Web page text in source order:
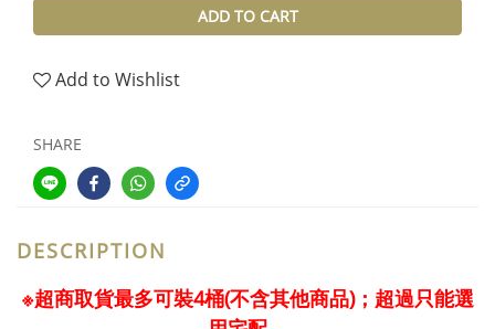
ADD TO CART
Add to Wishlist
SHARE
DESCRIPTION
※超商取貨最多可裝4桶(不含其他商品)；超過只能選